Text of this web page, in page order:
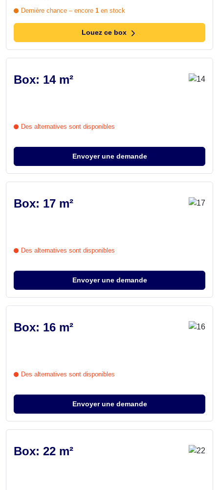
Dernière chance – encore 1 en stock
Louez ce box
Box: 14 m²
Des alternatives sont disponibles
Envoyer une demande
Box: 17 m²
Des alternatives sont disponibles
Envoyer une demande
Box: 16 m²
Des alternatives sont disponibles
Envoyer une demande
Box: 22 m²